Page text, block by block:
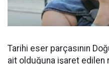
Tarihi eser parçasının
ait olduğuna işaret edilen